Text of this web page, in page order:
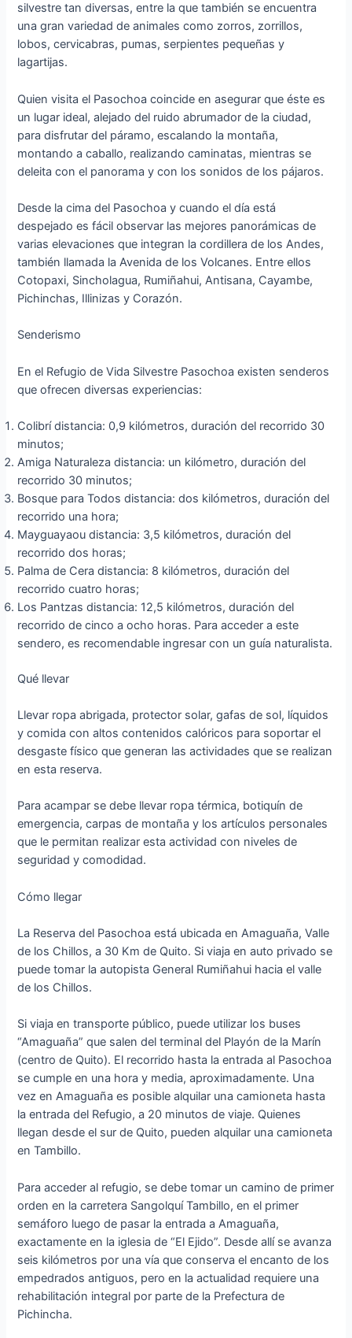
silvestre tan diversas, entre la que también se encuentra
una gran variedad de animales como zorros, zorrillos,
lobos, cervicabras, pumas, serpientes pequeñas y
lagartijas.
Quien visita el Pasochoa coincide en asegurar que éste es
un lugar ideal, alejado del ruido abrumador de la ciudad,
para disfrutar del páramo, escalando la montaña,
montando a caballo, realizando caminatas, mientras se
deleita con el panorama y con los sonidos de los pájaros.
Desde la cima del Pasochoa y cuando el día está
despejado es fácil observar las mejores panorámicas de
varias elevaciones que integran la cordillera de los Andes,
también llamada la Avenida de los Volcanes. Entre ellos
Cotopaxi, Sincholagua, Rumiñahui, Antisana, Cayambe,
Pichinchas, Illinizas y Corazón.
Senderismo
En el Refugio de Vida Silvestre Pasochoa existen senderos
que ofrecen diversas experiencias:
Colibrí distancia: 0,9 kilómetros, duración del recorrido 30
minutos;
Amiga Naturaleza distancia: un kilómetro, duración del
recorrido 30 minutos;
Bosque para Todos distancia: dos kilómetros, duración del
recorrido una hora;
Mayguayaou distancia: 3,5 kilómetros, duración del
recorrido dos horas;
Palma de Cera distancia: 8 kilómetros, duración del
recorrido cuatro horas;
Los Pantzas distancia: 12,5 kilómetros, duración del
recorrido de cinco a ocho horas. Para acceder a este
sendero, es recomendable ingresar con un guía naturalista.
Qué llevar
Llevar ropa abrigada, protector solar, gafas de sol, líquidos
y comida con altos contenidos calóricos para soportar el
desgaste físico que generan las actividades que se realizan
en esta reserva.
Para acampar se debe llevar ropa térmica, botiquín de
emergencia, carpas de montaña y los artículos personales
que le permitan realizar esta actividad con niveles de
seguridad y comodidad.
Cómo llegar
La Reserva del Pasochoa está ubicada en Amaguaña, Valle
de los Chillos, a 30 Km de Quito. Si viaja en auto privado se
puede tomar la autopista General Rumiñahui hacia el valle
de los Chillos.
Si viaja en transporte público, puede utilizar los buses
“Amaguaña” que salen del terminal del Playón de la Marín
(centro de Quito). El recorrido hasta la entrada al Pasochoa
se cumple en una hora y media, aproximadamente. Una
vez en Amaguaña es posible alquilar una camioneta hasta
la entrada del Refugio, a 20 minutos de viaje. Quienes
llegan desde el sur de Quito, pueden alquilar una camioneta
en Tambillo.
Para acceder al refugio, se debe tomar un camino de primer
orden en la carretera Sangolquí Tambillo, en el primer
semáforo luego de pasar la entrada a Amaguaña,
exactamente en la iglesia de “El Ejido”. Desde allí se avanza
seis kilómetros por una vía que conserva el encanto de los
empedrados antiguos, pero en la actualidad requiere una
rehabilitación integral por parte de la Prefectura de
Pichincha.